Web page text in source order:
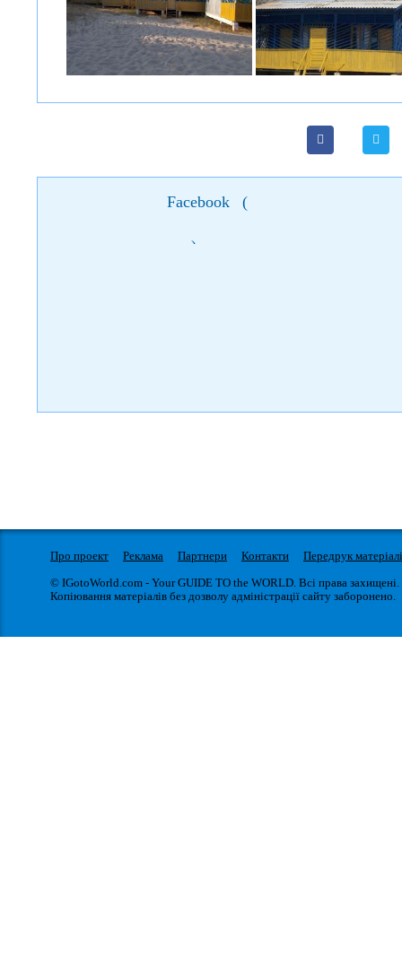
Facebook (
)
Про проект Реклама Партнери Контакти
Передрук
© IGotoWorld.com - Your GUIDE TO the WORLD. Всі права захищені.
Копіювання матеріалів без дозволу адміністрації сайту заборонено.